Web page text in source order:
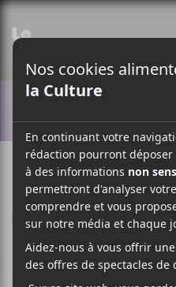
11 DÉCEMBRE 2020
PARELOÏSE LÉVEILLÉ-CHAGNON
/ EXPÉRIMENTAL
F
A
C
E
T
W
I
T
P
A
R
T